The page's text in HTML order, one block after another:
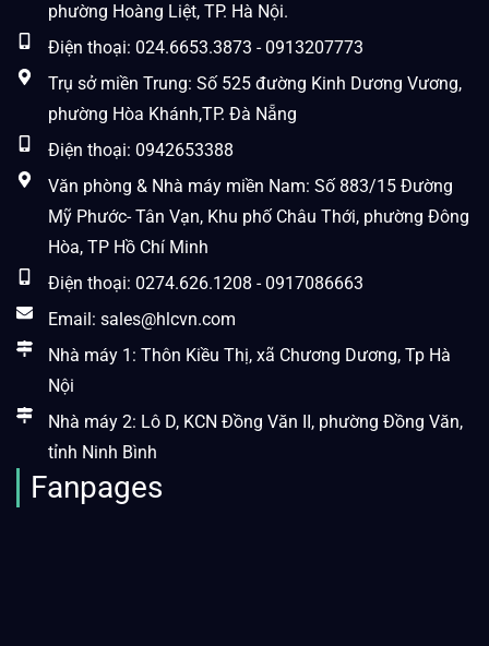
phường Hoàng Liệt, TP. Hà Nội.
Điện thoại: 024.6653.3873 - 0913207773
Trụ sở miền Trung: Số 525 đường Kinh Dương Vương,
phường Hòa Khánh,TP. Đà Nẵng
Điện thoại: 0942653388
Văn phòng & Nhà máy miền Nam: Số 883/15 Đường
Mỹ Phước- Tân Vạn, Khu phố Châu Thới, phường Đông
Hòa, TP Hồ Chí Minh
Điện thoại: 0274.626.1208 - 0917086663
Email: sales@hlcvn.com
Nhà máy 1: Thôn Kiều Thị, xã Chương Dương, Tp Hà
Nội
Nhà máy 2: Lô D, KCN Đồng Văn II, phường Đồng Văn,
tỉnh Ninh Bình
Fanpages